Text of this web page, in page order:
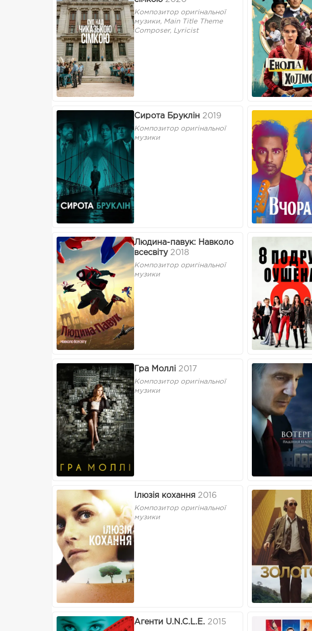
Композитор оригінальної
музики, Main Title Theme
Composer, Lyricist
Сирота Бруклін 2019
Композитор оригінальної
музики
Людина-павук: Навколо
всесвіту 2018
Композитор оригінальної
музики
Гра Моллі 2017
Композитор оригінальної
музики
Ілюзія кохання 2016
Композитор оригінальної
музики
Агенти U.N.C.L.E. 2015